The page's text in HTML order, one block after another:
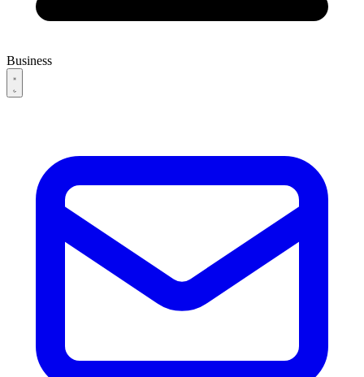
Business